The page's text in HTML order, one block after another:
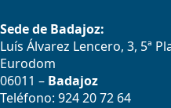
Sede de Badajoz:
Luís Álvarez Lencero, 3, 5ª
Eurodom
06011 – Badajoz
Teléfono: 924 20 72 64